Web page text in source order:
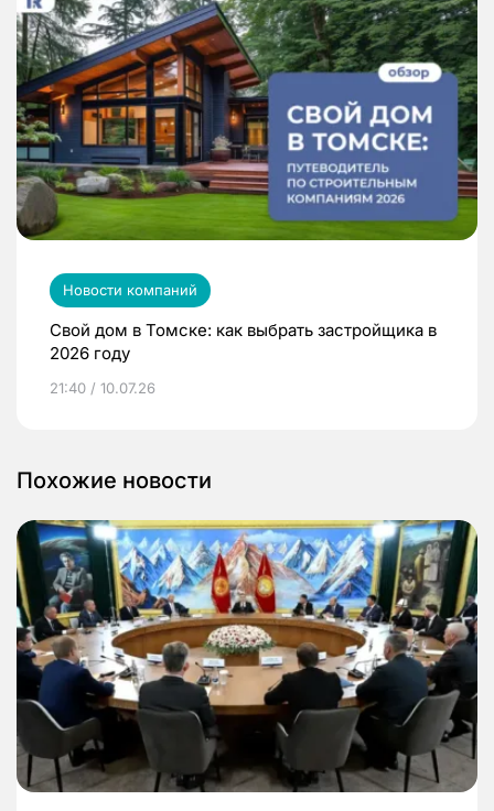
Новости компаний
Свой дом в Томске: как выбрать застройщика в
2026 году
21:40 / 10.07.26
Похожие новости